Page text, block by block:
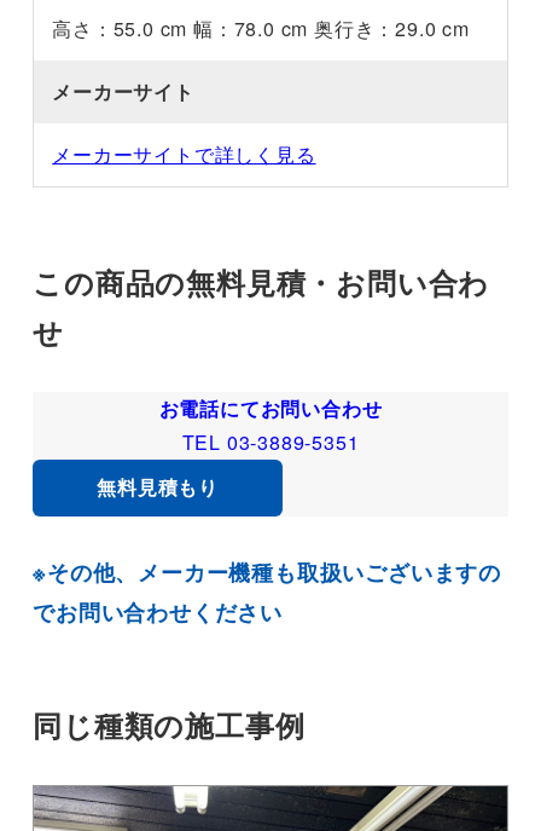
高さ：55.0 cm 幅：78.0 cm 奥行き：29.0 cm
メーカーサイト
メーカーサイトで詳しく見る
この商品の無料見積・お問い合わ
せ
お電話にてお問い合わせ
TEL 03-3889-5351
無料見積もり
※その他、メーカー機種も取扱いございますの
でお問い合わせください
同じ種類の施工事例